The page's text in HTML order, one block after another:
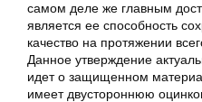
самом деле же главным
является ее способность
качество на протяжении
Данное утверждение
идет о защищенном
имеет двустороннюю